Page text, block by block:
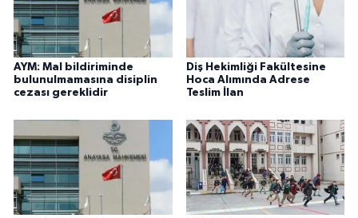
AYM: Mal bildiriminde
bulunulmamasına disiplin
cezası gereklidir
Diş Hekimliği Fakültesine
Hoca Alımında Adrese
Teslim İlan